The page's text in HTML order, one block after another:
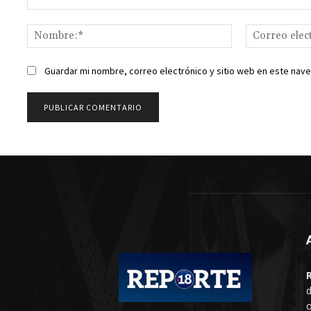
Nombre:*
Guardar mi nombre, correo electrónico y sitio web en este